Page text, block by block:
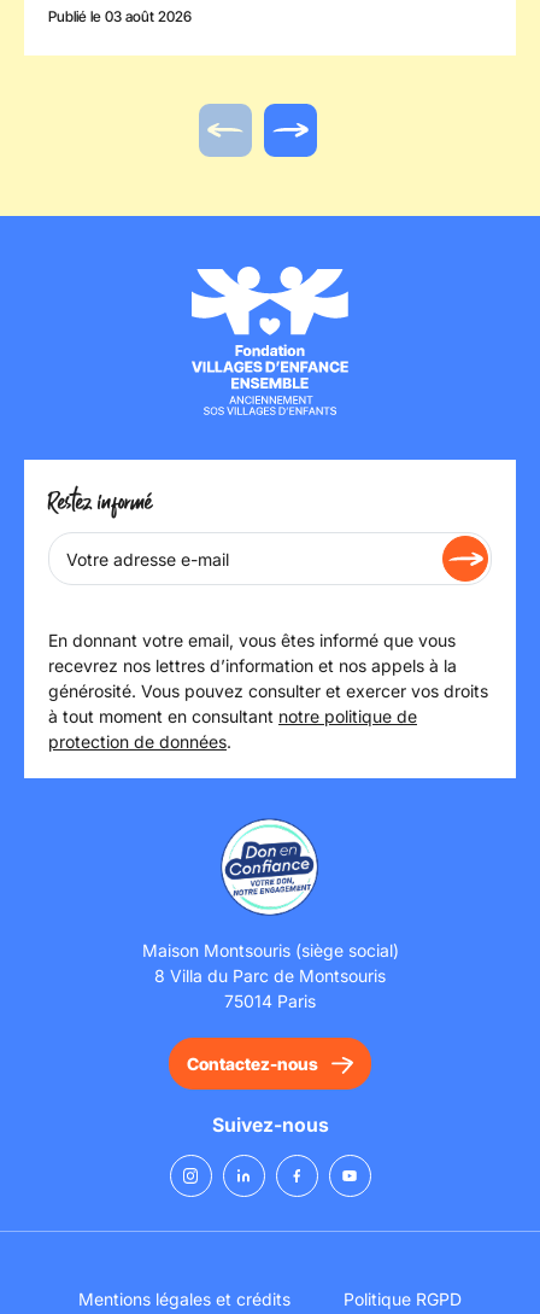
l'enfance en s'implantant dans le département du
Publié le 03 août 2026
Actualité précédente
Actualité suivante
Restez informé
En donnant votre email, vous êtes informé que vous
recevrez nos lettres d’information et nos appels à la
générosité. Vous pouvez consulter et exercer vos droits
à tout moment en consultant notre politique de
protection de données.
Maison Montsouris (siège social)
8 Villa du Parc de Montsouris
75014 Paris
Contactez-nous
Suivez-nous
Mentions légales et crédits Politique RGPD